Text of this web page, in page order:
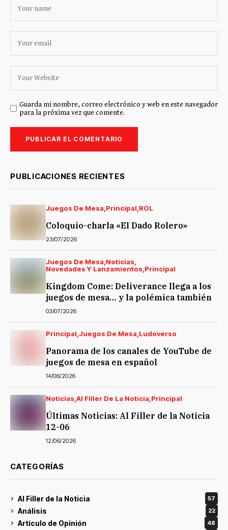
Guarda mi nombre, correo electrónico y web en este navegador
para la próxima vez que comente.
PUBLICACIONES RECIENTES
Juegos De Mesa Principal ROL
Coloquio-charla «El Dado Rolero»
23/07/2026
Juegos De Mesa Noticias
Novedades Y Lanzamientos Principal
Kingdom Come: Deliverance llega a los
juegos de mesa… y la polémica también
03/07/2026
Principal Juegos De Mesa Ludoverso
Panorama de los canales de YouTube de
juegos de mesa en español
14/06/2026
Noticias Al Filler De La Noticia Principal
Últimas Noticias: Al Filler de la Noticia
12-06
12/06/2026
CATEGORÍAS
Al Filler de la Noticia 57
Análisis 22
Artículo de Opinión 48